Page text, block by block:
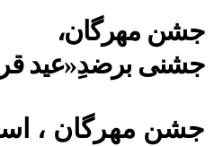
جشن مهرگان،
جشنی برضدِ«عید
جشن مهرگان ،